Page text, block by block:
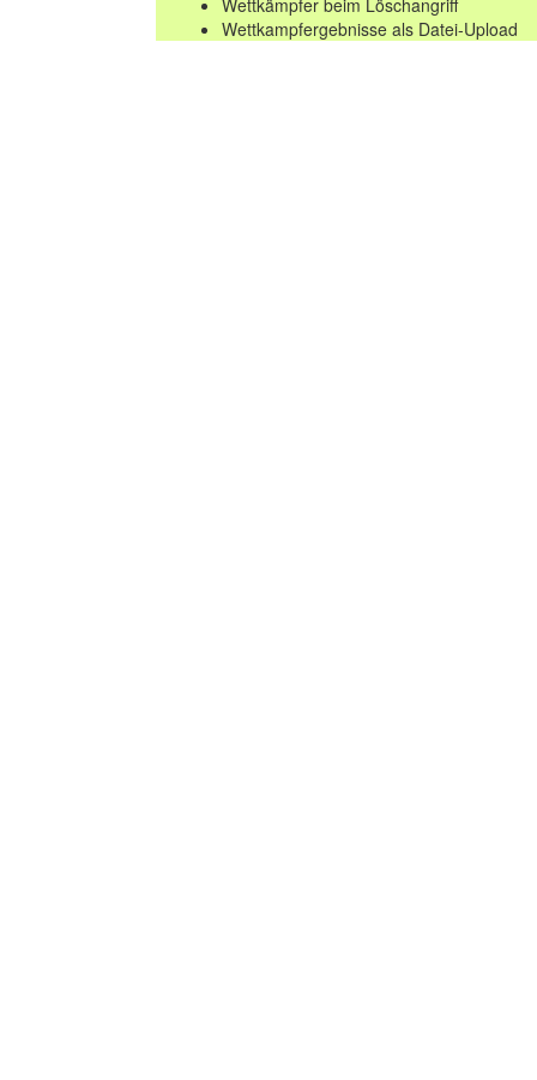
Wettkampfergebnisse als Datei-Upload